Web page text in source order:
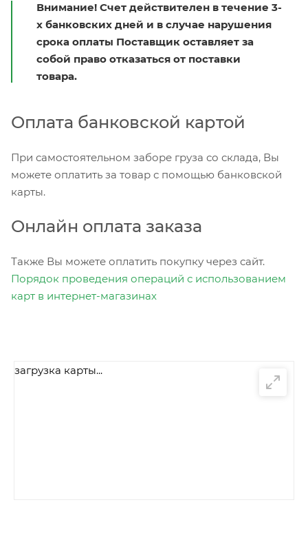
Внимание! Счет действителен в течение 3-
х банковских дней и в случае нарушения
срока оплаты Поставщик оставляет за
собой право отказаться от поставки
товара.
Оплата банковской картой
При самостоятельном заборе груза со склада, Вы
можете оплатить за товар с помощью банковской
карты.
Онлайн оплата заказа
Также Вы можете оплатить покупку через сайт.
Порядок проведения операций с использованием
карт в интернет-магазинах
загрузка карты...